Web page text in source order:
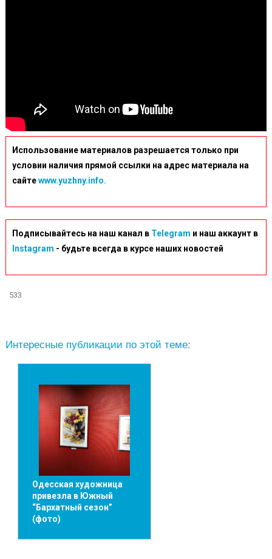
Использование материалов разрешается только при
условии наличия прямой ссылки на адрес материала на
сайтеwww.yuzhny.info.
Подписывайтесь на наш канал в Telegram и наш аккаунт в
Instagram - будьте всегда в курсе наших новостей
533
Интересные публикации по этой теме:
Одесская художница
привезла в Южный
“Бархатный сезон”
(фото)